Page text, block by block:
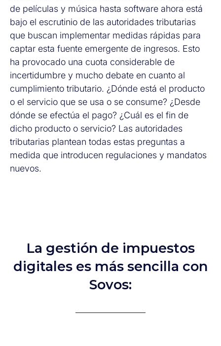
de películas y música hasta software ahora está
bajo el escrutinio de las autoridades tributarias
que buscan implementar medidas rápidas para
captar esta fuente emergente de ingresos. Esto
ha provocado una cuota considerable de
incertidumbre y mucho debate en cuanto al
cumplimiento tributario. ¿Dónde está el producto
o el servicio que se usa o se consume? ¿Desde
dónde se efectúa el pago? ¿Cuál es el fin de
dicho producto o servicio? Las autoridades
tributarias plantean todas estas preguntas a
medida que introducen regulaciones y mandatos
nuevos.
La gestión de impuestos
digitales es más sencilla con
Sovos: